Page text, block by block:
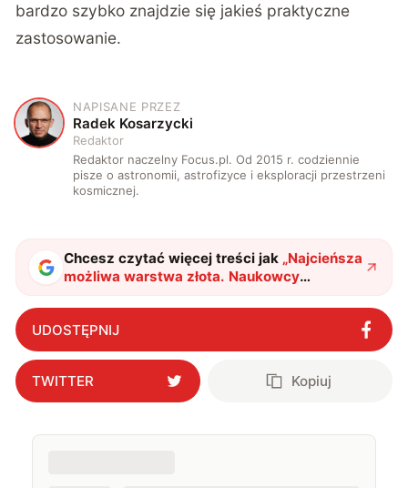
bardzo szybko znajdzie się jakieś praktyczne
zastosowanie.
R
NAPISANE PRZEZ
Radek Kosarzycki
Redaktor
Redaktor naczelny Focus.pl. Od 2015 r. codziennie
pisze o astronomii, astrofizyce i eksploracji przestrzeni
kosmicznej.
Chcesz czytać więcej treści jak „Najcieńsza
możliwa warstwa złota. Naukowcy
zdumieni jej właściwościami"?
UDOSTĘPNIJ
TWITTER Kopiuj